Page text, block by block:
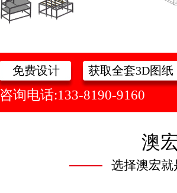
免费设计 获取全套3D图纸
咨询电话:133-8190-9160
澳
选择澳宏就